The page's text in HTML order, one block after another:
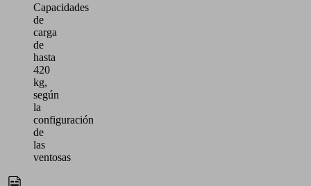
Capacidades
de
carga
de
hasta
420
kg,
según
la
configuración
de
las
ventosas